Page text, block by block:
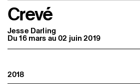
Crevé
Jesse Darling
Du 16 mars au 02 juin 2019
2018